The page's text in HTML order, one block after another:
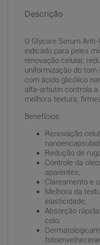
Descrição
O Glycare Serum
indicado para peles
renovação celular,
uniformização do tom
com ácido glicólico
alfa-arbutin controla a
melhora textura,
Benefícios:
Renovação
Redução de
Controle da
aparentes;
Clareamento e
Melhora da
elasticidade;
Absorção
colo;